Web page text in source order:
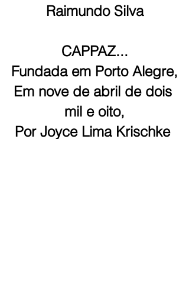
Raimundo Silva
CAPPAZ...
Fundada em Porto Alegre,
Em nove de abril de dois
mil e oito,
Por Joyce Lima Krischke